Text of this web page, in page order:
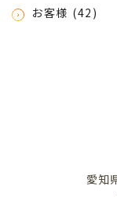
お客様 (42)
愛知